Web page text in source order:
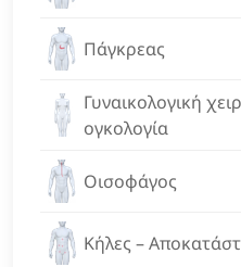
Πάγκρεας
Γυναικολογική
ογκολογία
Οισοφάγος
Κήλες –